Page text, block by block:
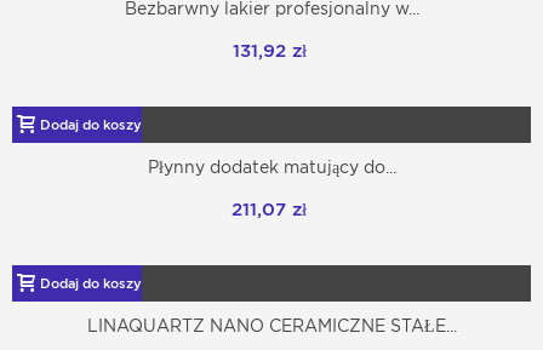
Bezbarwny lakier profesjonalny w...
131,92 zł
Dodaj do koszyka
Płynny dodatek matujący do...
211,07 zł
Dodaj do koszyka
LINAQUARTZ NANO CERAMICZNE STAŁE...